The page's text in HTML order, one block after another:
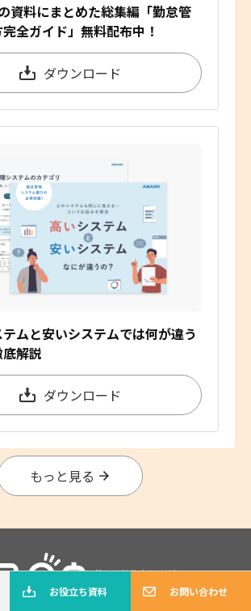
お役立ち資料 お問い合わせ
資料にまとめた総集編「勤怠管
全ガイド」無料配布中！
ダウンロード
テムと安いシステムでは何が違う
解説
ダウンロード
もっと見る